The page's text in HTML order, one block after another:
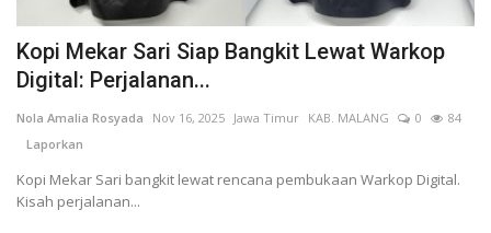
Informasi Journalism
Olahraga
Kesehatan
Layanan Publik
Kopi Mekar Sari Siap Bangkit Lewat Warkop
Digital: Perjalanan...
Nola Amalia Rosyada Nov 16, 2025 Jawa Timur KAB. MALANG 0
84
Laporkan
Kopi Mekar Sari bangkit lewat rencana pembukaan Warkop Digital.
Kisah perjalanan...